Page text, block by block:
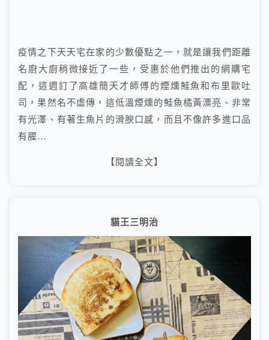
疫情之下天天宅在家的少數優點之一，就是讓我們距離
名廚大廚稍微接近了一些，受惠於他們推出的網購宅
配，這週訂了高雄簡天才師傅的煙燻鮭魚和布里歐吐
司，果然名不虛傳，這低溫煙燻的鮭魚橘黃漂亮、非常
有光澤、有著生魚片的滑腴口感，而且不像許多進口品
有腥…
【閱讀全文】
貓王三明治